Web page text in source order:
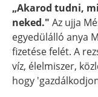
„Akarod tudni,
neked." Az ujja
egyedülálló anya
fizetése felét. A
víz, élelmiszer,
hogy